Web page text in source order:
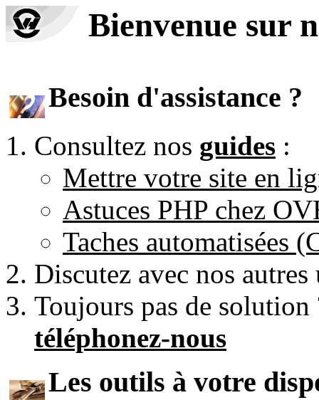
Bienvenue sur
Besoin d'assistance ?
Consultez nos guides :
Mettre votre site en
Astuces PHP chez
Taches automatisées
Discutez avec nos
Toujours pas de
téléphonez-nous
Les outils à votre